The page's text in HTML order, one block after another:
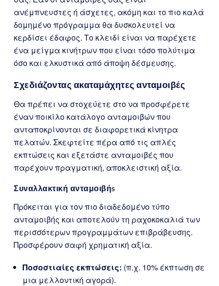
ανέμπνευστες ή άσχετες, ακόμη και το πιο καλά
δομημένο πρόγραμμα θα δυσκολευτεί να
κερδίσει έδαφος. Το κλειδί είναι να παρέχετε
ένα μείγμα κινήτρων που είναι τόσο πολύτιμα
όσο και ελκυστικά από άποψη δέσμευσης.
Σχεδιάζοντας ακαταμάχητες ανταμοιβές
Θα πρέπει να στοχεύετε στο να προσφέρετε
έναν ποικίλο κατάλογο ανταμοιβών που
ανταποκρίνονται σε διαφορετικά κίνητρα
πελατών. Σκεφτείτε πέρα από τις απλές
εκπτώσεις και εξετάστε ανταμοιβές που
παρέχουν πραγματική, αποκλειστική αξία.
Συναλλακτική ανταμοιβήs
Πρόκειται για τον πιο διαδεδομένο τύπο
ανταμοιβής και αποτελούν τη ραχοκοκαλιά των
περισσότερων προγραμμάτων επιβράβευσης.
Προσφέρουν σαφή χρηματική αξία.
Ποσοστιαίες εκπτώσεις: (π.χ. 10% έκπτωση σε
μια μελλοντική αγορά).